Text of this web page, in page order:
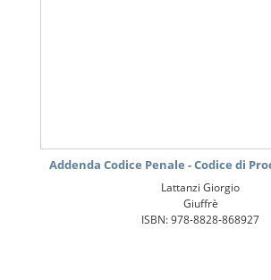
Addenda Codice Penale - Codice di
Lattanzi Giorgio
Giuffrè
ISBN: 978-8828-868927